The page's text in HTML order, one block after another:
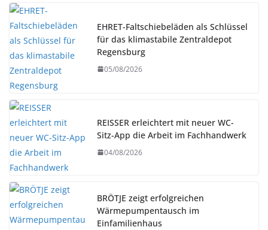
EHRET-Faltschiebeläden als Schlüssel
für das klimastabile Zentraldepot
Regensburg
05/08/2026
REISSER erleichtert mit neuer WC-
Sitz-App die Arbeit im Fachhandwerk
04/08/2026
BRÖTJE zeigt erfolgreichen
Wärmepumpentausch im
Einfamilienhaus